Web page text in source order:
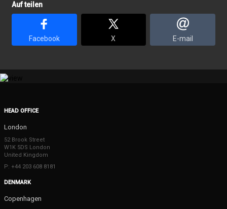
Auf teilen
Facebook X E-mail
HEAD OFFICE
London
52 Brook Street
W1K 5DS London
United Kingdom
P: +44 203 608 8181
DENMARK
Copenhagen